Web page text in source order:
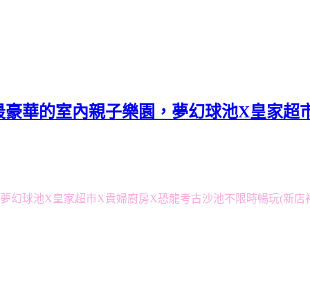
豪華的室內親子樂園，夢幻球池X皇家
幻球池X皇家超市X貴婦廚房X恐龍考古沙池不限時暢玩(新店